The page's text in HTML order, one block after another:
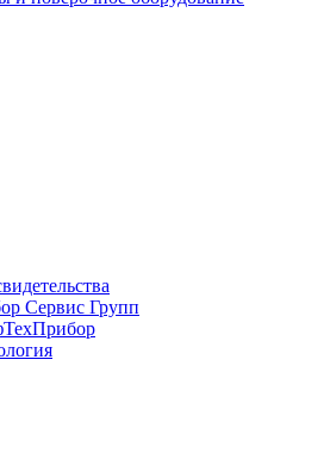
Сервис Групп